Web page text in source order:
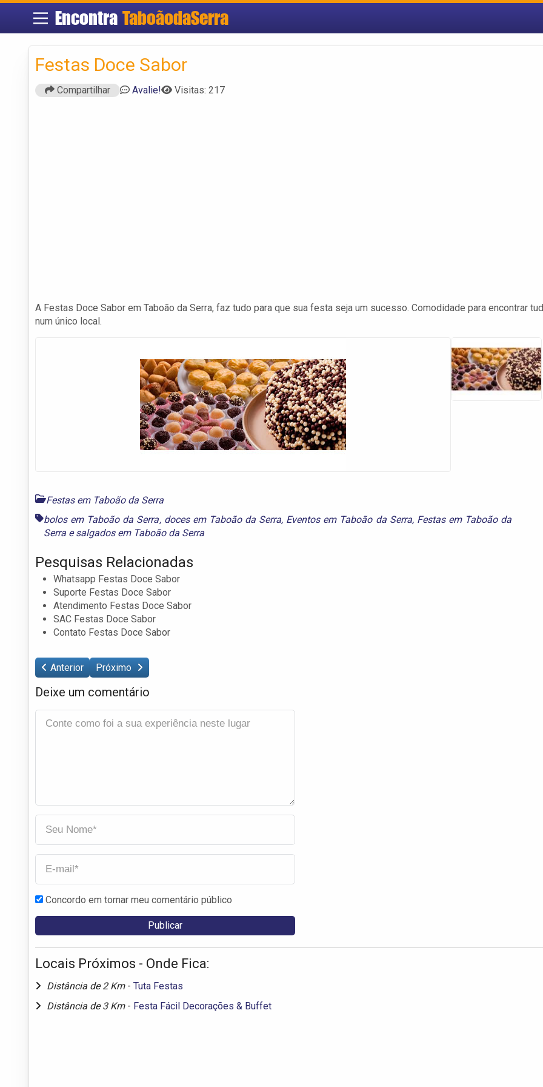
Encontra TaboãodaSerra
Festas Doce Sabor
Compartilhar Avalie! Visitas: 217
A Festas Doce Sabor em Taboão da Serra, faz tudo para que sua festa seja um sucesso. Comodidade para encontrar
num único local.
Festas em Taboão da Serra
bolos em Taboão da Serra, doces em Taboão da Serra, Eventos em Taboão da Serra, Festas em Taboão da
Serra esalgados em Taboão da Serra
Pesquisas Relacionadas
Whatsapp Festas Doce Sabor
Suporte Festas Doce Sabor
Atendimento Festas Doce Sabor
SAC Festas Doce Sabor
Contato Festas Doce Sabor
Anterior Próximo
Deixe um comentário
Concordo em tornar meu comentário público
Locais Próximos - Onde Fica:
Distância de 2 Km - Tuta Festas
Distância de 3 Km - Festa Fácil Decorações & Buffet